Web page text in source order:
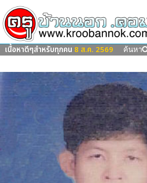
เนื้อหาดีๆสำหรับทุกคน 8 ส.ค. 2569 ค้นหา